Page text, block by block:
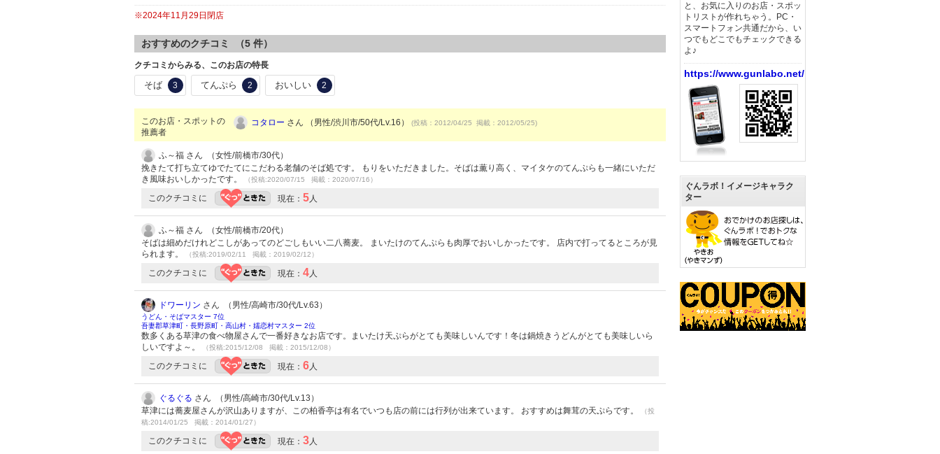
※2024年11月29日閉店
おすすめのクチコミ （5 件）
クチコミからみる、このお店の特長
そば 3 てんぷら 2 おいしい 2
このお店・スポットの
推薦者
コタロー さん （男性/渋川市/50代/Lv.16） (投稿：2012/04/25 掲載：2012/05/25)
ふ～福 さん （女性/前橋市/30代）
挽きたて打ち立てゆでたてにこだわる老舗のそば処です。 もりをいただきました。そばは薫り高く、マイタケのてんぷらも一緒にいただ
き風味おいしかったです。
（投稿:2020/07/15 掲載：2020/07/16）
このクチコミに 現在： 5 人
ふ～福 さん （女性/前橋市/20代）
そばは細めだけれどこしがあってのどごしもいい二八蕎麦。 まいたけのてんぷらも肉厚でおいしかったです。 店内で打ってるところが見
られます。
（投稿:2019/02/11 掲載：2019/02/12）
このクチコミに 現在： 4 人
ドワーリン さん （男性/高崎市/30代/Lv.63）
うどん・そばマスター 7位
吾妻郡草津町・長野原町・高山村・嬬恋村マスター 2位
数多くある草津の食べ物屋さんで一番好きなお店です。まいたけ天ぷらがとても美味しいんです！冬は鍋焼きうどんがとても美味しいら
しいですよ～。
（投稿:2015/12/08 掲載：2015/12/08）
このクチコミに 現在： 6 人
ぐるぐる さん （男性/高崎市/30代/Lv.13）
草津には蕎麦屋さんが沢山ありますが、この柏香亭は有名でいつも店の前には行列が出来ています。 おすすめは舞茸の天ぷらです。
（投
稿:2014/01/25 掲載：2014/01/27）
このクチコミに 現在： 3 人
と、お気に入りのお店・スポッ
トリストが作れちゃう。PC・
スマートフォン共通だから、い
つでもどこでもチェックできる
よ♪
https://www.gunlabo.net/
ぐんラボ！イメージキャラク
ター